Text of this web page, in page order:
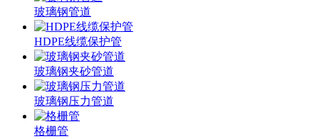
玻璃钢管道
HDPE线缆保护管
玻璃钢夹砂管道
玻璃钢压力管道
格栅管